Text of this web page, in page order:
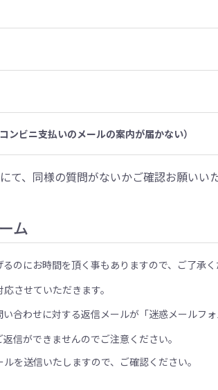
ビニ支払いのメールの案内が届かない）
にて、同様の質問がないかご確認お願いいた
ム
のにお時間を頂く事もありますので、ご了承く
させていただきます。
合わせに対する返信メールが「迷惑メールフ
信ができませんのでご注意ください。
を送信いたしますので、ご確認ください。